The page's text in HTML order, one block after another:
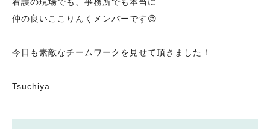
仲の良いここりんくメンバーです😍
今日も素敵なチームワークを見せて頂きました！
Tsuchiya